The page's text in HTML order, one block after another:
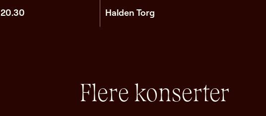
20.30 Halden Torg
Flere konserter